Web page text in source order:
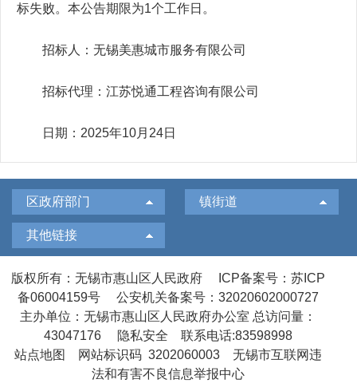
标失败。本公告期限为1个工作日。
招标人：无锡美惠城市服务有限公司
招标代理：江苏悦通工程咨询有限公司
日期：2025年10月24日
区政府部门 镇街道
其他链接
版权所有：无锡市惠山区人民政府
ICP备案号：苏ICP
备06004159号
公安机关备案号：32020602000727
主办单位：无锡市惠山区人民政府办公室 总访问量：
43047176
隐私安全
联系电话:83598998
站点地图
网站标识码 3202060003
无锡市互联网违
法和有害不良信息举报中心